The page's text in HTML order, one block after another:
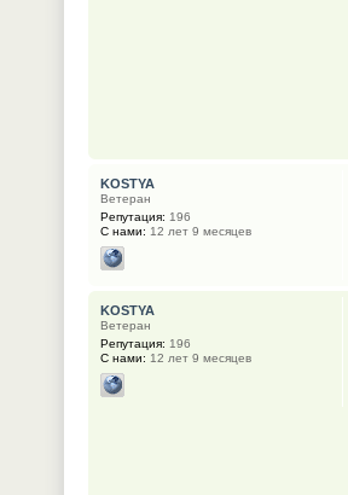
KOSTYA
Ветеран
Репутация: 196
С нами: 12 лет 9 месяцев
KOSTYA
Ветеран
Репутация: 196
С нами: 12 лет 9 месяцев